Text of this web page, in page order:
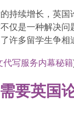
持续增长，英
仅是一种解决
许多留学生争相
代写服务内幕秘籍
要英国